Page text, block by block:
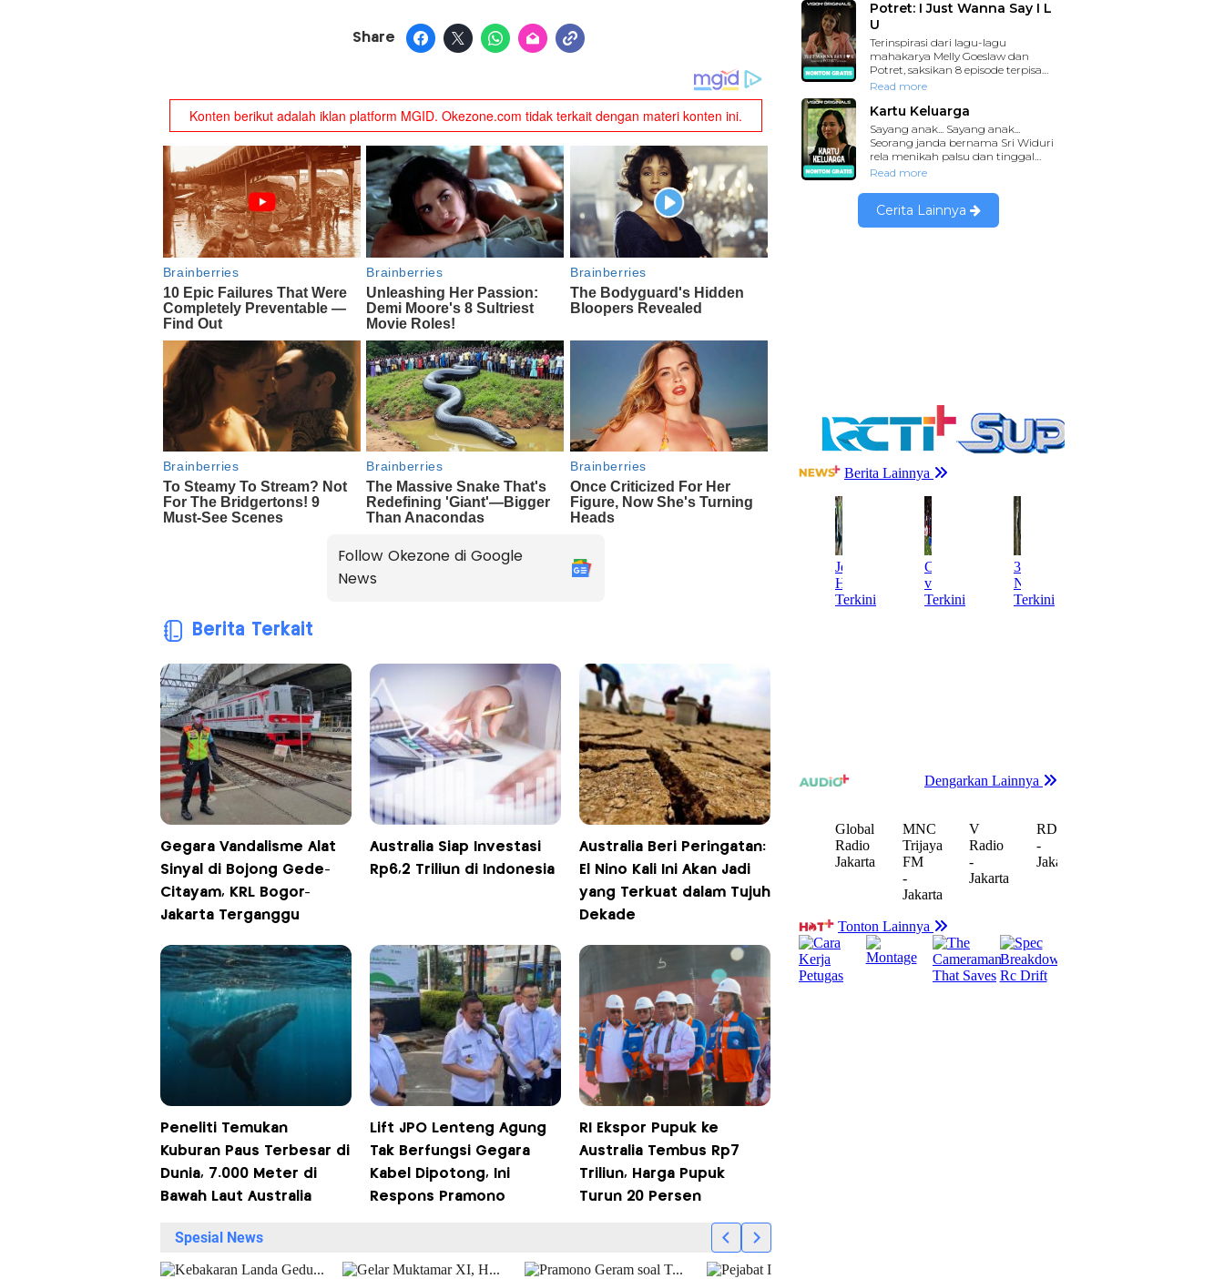
Share
Follow Okezone di Google
News
Berita Terkait
Gegara Vandalisme Alat
Sinyal di Bojong Gede-
Citayam, KRL Bogor-
Jakarta Terganggu
Australia Siap Investasi
Rp6,2 Triliun di Indonesia
Australia Beri Peringatan:
El Nino Kali Ini Akan Jadi
yang Terkuat dalam Tujuh
Dekade
Peneliti Temukan
Kuburan Paus Terbesar di
Dunia, 7.000 Meter di
Bawah Laut Australia
Lift JPO Lenteng Agung
Tak Berfungsi Gegara
Kabel Dipotong, Ini
Respons Pramono
RI Ekspor Pupuk ke
Australia Tembus Rp7
Triliun, Harga Pupuk
Turun 20 Persen